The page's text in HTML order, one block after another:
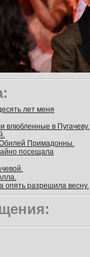
лет меня
влюбленные в Пугачеву.
Примадонны.
посещала
опять разрешила весну.